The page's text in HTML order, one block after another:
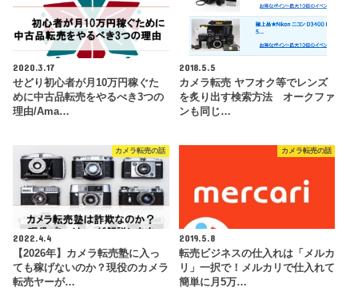
2020.3.17
せどり初心者が月10万円稼ぐた
めに中古品転売をやるべき3つの
理由/Ama…
2018.5.5
カメラ転売 ヤフオク等でレンズ
を炙り出す検索方法 オークファ
ンも同じ…
カメラ転売の話
2022.4.4
【2026年】カメラ転売塾に入っ
ても稼げないのか？現役のカメラ
転売ヤーが…
カメラ転売の話
2019.5.8
転売ビジネスの仕入れは「メルカ
リ」一択で！メルカリで仕入れて
簡単に月5万…